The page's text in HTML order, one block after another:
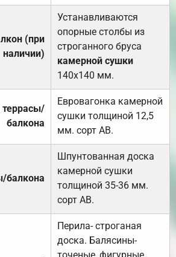
(при
наличии)
Устанавливаются
опорные столбы из
строганного бруса
камерной сушки
140х140 мм.
террасы/
балкона
Евровагонка камерной
сушки толщиной 12,5
мм. сорт АВ.
балкона
Шпунтованная доска
камерной сушки
толщиной 35-36 мм.
сорт АВ.
Перила- строганая
доска. Балясины-
точеные, фигурные.